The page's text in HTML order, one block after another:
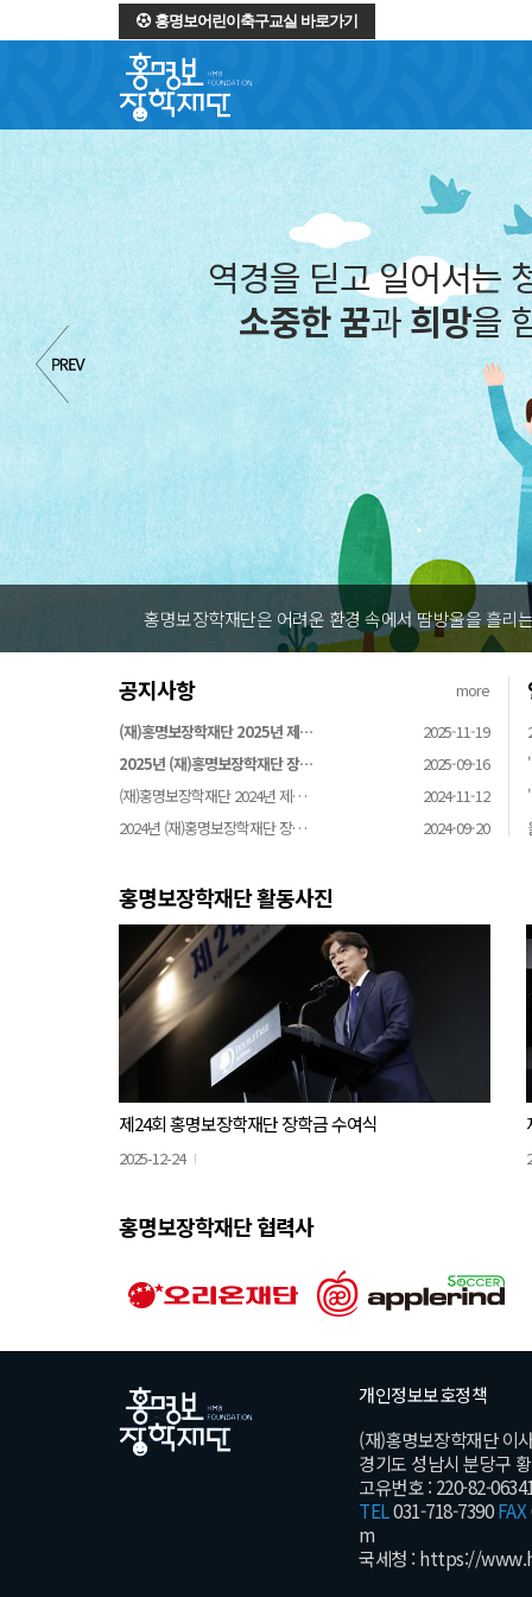
홍명보어린이축구교실 바로가기
역경을 딛고 일어서는
소중한 꿈과희망을
홍명보장학재단은 어려운 환경 속에서 땀방울을 흘리
공지사항
more
(재)홍명보장학재단 2025년 제…
2025-11-19
2025년 (재)홍명보장학재단 장…
2025-09-16
(재)홍명보장학재단 2024년 제…
2024-11-12
2024년 (재)홍명보장학재단 장…
2024-09-20
홍명보장학재단 활동사진
제24회 홍명보장학재단 장학금 수여식
2025-12-24
홍명보장학재단 협력사
개인정보보호정책
(재)홍명보장학재단 이
경기도 성남시 분당구
고유번호 : 220-82-
TEL031-718-7390FAX
m
국세청 : https://